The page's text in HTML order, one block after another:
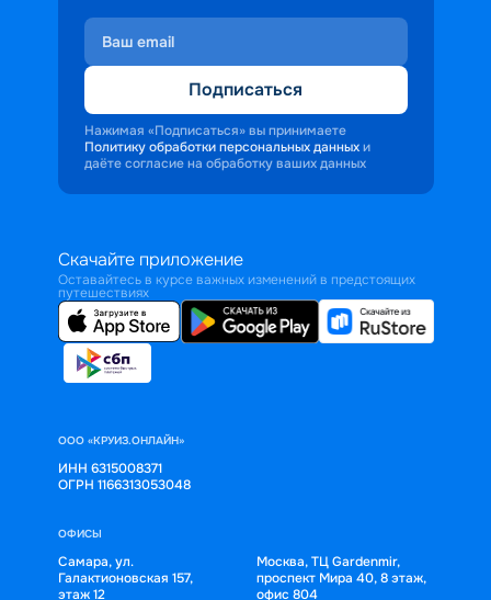
Подписаться
Нажимая «Подписаться» вы принимаете
Политику обработки персональных данных и
даёте согласие на обработку ваших данных
Скачайте приложение
Оставайтесь в курсе важных изменений в предстоящих
путешествиях
ООО «КРУИЗ.ОНЛАЙН»
ИНН 6315008371
ОГРН 1166313053048
ОФИСЫ
Самара, ул.
Галактионовская 157,
этаж 12
Москва, ТЦ Gardenmir,
проспект Мира 40, 8 этаж,
офис 804